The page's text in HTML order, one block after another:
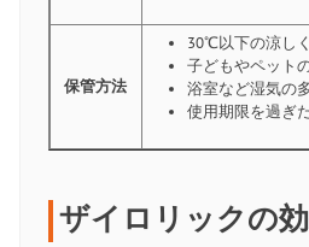
保管方法
30℃以下の涼し
子どもやペット
浴室など湿気の
使用期限を過ぎ
ザイロリックの